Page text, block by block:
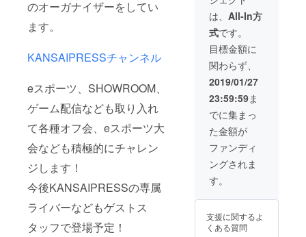
のオーガナイザーをしてい
ます。
KANSAIPRESSチャンネル
eスポーツ、SHOWROOM、
ゲーム配信なども取り入れ
て各種オフ会、eスポーツ大
会なども積極的にチャレン
ジします！
今後KANSAIPRESSの専属
ライバーなどもゲストス
タッフで登場予定！
IPRESS
ではイ
ベント
盛りだ
くさん
ですの
で是
非！
は、 All-In方
式です。
目標金額に
関わらず、
2019/01/27
23:59:59ま
でに集まっ
た金額が
ファンディ
ングされま
す。
支援に関するよ
くある質問